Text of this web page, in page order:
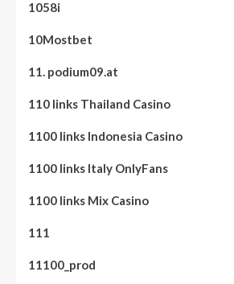
1058i
10Mostbet
11. podium09.at
110 links Thailand Casino
1100 links Indonesia Casino
1100 links Italy OnlyFans
1100 links Mix Casino
111
11100_prod